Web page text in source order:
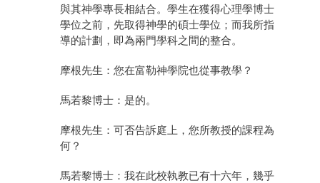
與其神學專長相結合。學生在獲得心理學博士
學位之前，先取得神學的碩士學位；而我所指
導的計劃，即為兩門學科之間的整合。
摩根先生：您在富勒神學院也從事教學？
馬若黎博士：是的。
摩根先生：可否告訴庭上，您所教授的課程為
何？
馬若黎博士：我在此校執教已有十六年，幾乎